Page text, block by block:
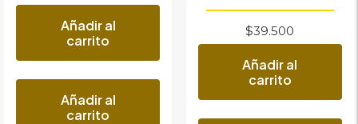
Añadir al
carrito
Añadir al
carrito
$39.500
Añadir al
carrito